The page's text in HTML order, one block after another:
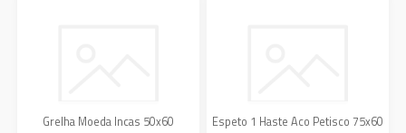
Grelha Moeda Incas 50x60 Espeto 1 Haste Aco Petisco 75x60